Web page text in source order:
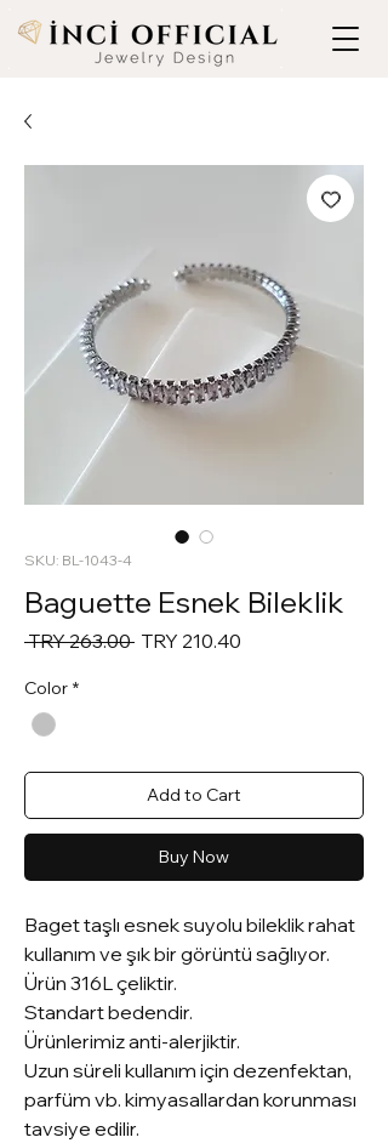
SKU: BL-1043-4
Baguette Esnek Bileklik
TRY 263.00 Regular
TRY 210.40
Color *
Add to Cart
Buy Now
Baget taşlı esnek suyolu bileklik rahat
kullanım ve şık bir görüntü sağlıyor.
Ürün 316L çeliktir.
Standart bedendir.
Ürünlerimiz anti-alerjiktir.
Uzun süreli kullanım için dezenfektan,
parfüm vb. kimyasallardan korunması
tavsiye edilir.